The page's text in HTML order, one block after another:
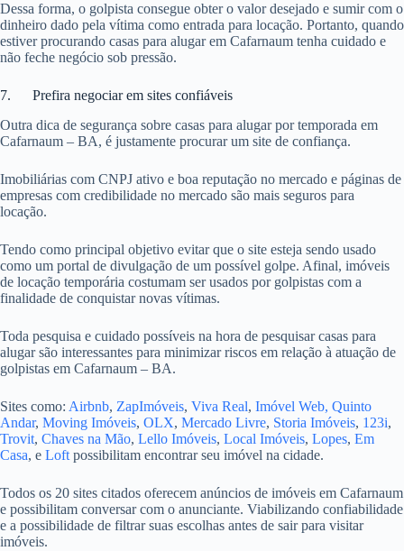
Dessa forma, o golpista consegue obter o valor desejado e sumir com o
dinheiro dado pela vítima como entrada para locação. Portanto, quando
estiver procurando casas para alugar em Cafarnaum tenha cuidado e
não feche negócio sob pressão.
7. Prefira negociar em sites confiáveis
Outra dica de segurança sobre casas para alugar por temporada em
Cafarnaum – BA, é justamente procurar um site de confiança.
Imobiliárias com CNPJ ativo e boa reputação no mercado e páginas de
empresas com credibilidade no mercado são mais seguros para
locação.
Tendo como principal objetivo evitar que o site esteja sendo usado
como um portal de divulgação de um possível golpe. Afinal, imóveis
de locação temporária costumam ser usados por golpistas com a
finalidade de conquistar novas vítimas.
Toda pesquisa e cuidado possíveis na hora de pesquisar casas para
alugar são interessantes para minimizar riscos em relação à atuação de
golpistas em Cafarnaum – BA.
Sites como: Airbnb, ZapImóveis, Viva Real, Imóvel Web, Quinto
Andar, Moving Imóveis, OLX, Mercado Livre, Storia Imóveis, 123i,
Trovit, Chaves na Mão, Lello Imóveis, Local Imóveis, Lopes, Em
Casa, e Loft possibilitam encontrar seu imóvel na cidade.
Todos os 20 sites citados oferecem anúncios de imóveis em Cafarnaum
e possibilitam conversar com o anunciante. Viabilizando confiabilidade
e a possibilidade de filtrar suas escolhas antes de sair para visitar
imóveis.